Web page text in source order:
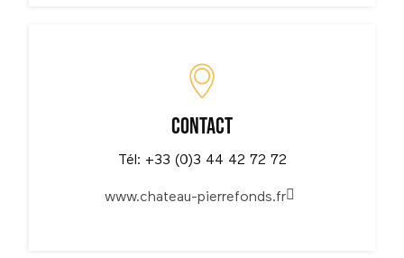
Contact
Tél: +33 (0)3 44 42 72 72
www.chateau-pierrefonds.fr